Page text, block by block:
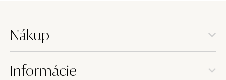
Nákup
Informácie